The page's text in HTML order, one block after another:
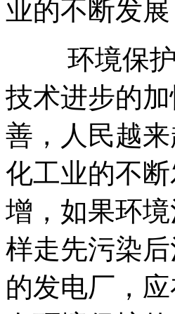
业的不断发
环境保护
技术进步的
善，人民越
化工业的不
增，如果环
样走先污染
的发电厂，